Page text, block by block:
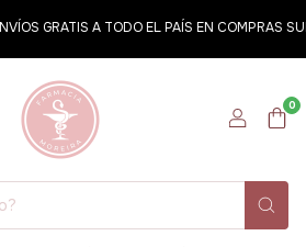
A TODO EL PAÍS EN COMPRAS
0